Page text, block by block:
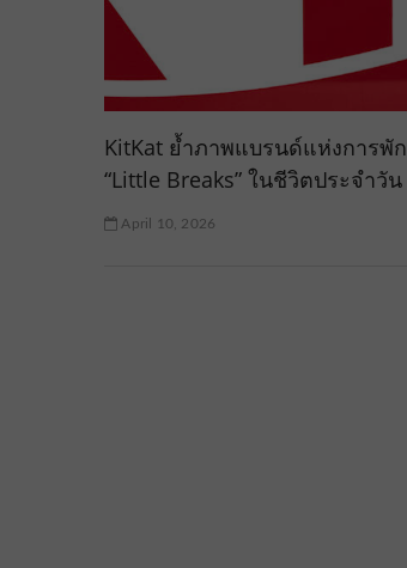
KitKat ย้ำภาพแบรนด์แห่งการพัก
“Little Breaks” ในชีวิตประจำวัน
April 10, 2026